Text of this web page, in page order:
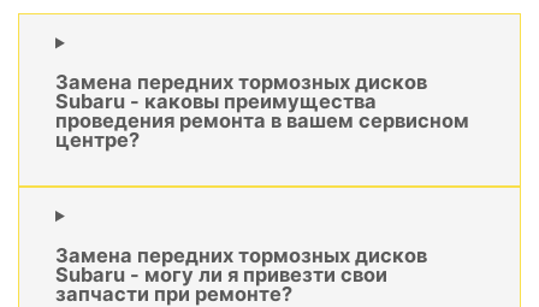
Замена передних тормозных дисков
Subaru - каковы преимущества
проведения ремонта в вашем сервисном
центре?
Замена передних тормозных дисков
Subaru - могу ли я привезти свои
запчасти при ремонте?